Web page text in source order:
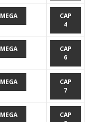
MEGA
CAP
4
MEGA
CAP
6
MEGA
CAP
7
MEGA
CAP